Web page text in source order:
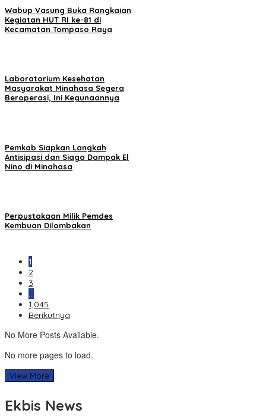
Wabup Vasung Buka Rangkaian
Kegiatan HUT RI ke-81 di
Kecamatan Tompaso Raya
Laboratorium Kesehatan
Masyarakat Minahasa Segera
Beroperasi, Ini Kegunaannya
Pemkab Siapkan Langkah
Antisipasi dan Siaga Dampak El
Nino di Minahasa
Perpustakaan Milik Pemdes
Kembuan Dilombakan
1
2
3
…
1,045
Berikutnya
No More Posts Available.
No more pages to load.
View More
Ekbis News